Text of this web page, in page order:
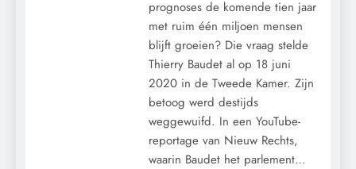
prognoses de komende tien jaar
met ruim één miljoen mensen
blijft groeien? Die vraag stelde
Thierry Baudet al op 18 juni
2020 in de Tweede Kamer. Zijn
betoog werd destijds
weggewuifd. In een YouTube-
reportage van Nieuw Rechts,
waarin Baudet het parlement…